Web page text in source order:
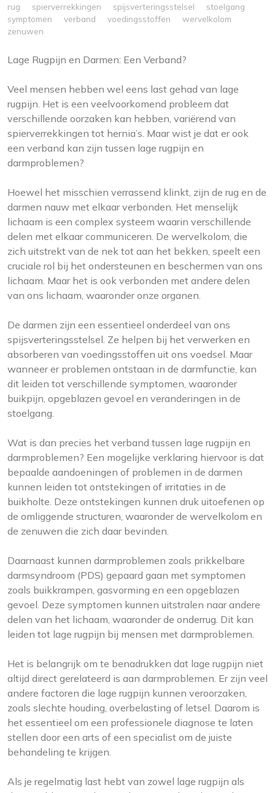
rug
spierverrekkingen spijsverteringsstelsel
stoelgang
symptomen
verband voedingsstoffen
wervelkolom
zenuwen
Lage Rugpijn en Darmen: Een Verband?
Veel mensen hebben wel eens last gehad van lage
rugpijn. Het is een veelvoorkomend probleem dat
verschillende oorzaken kan hebben, variërend van
spierverrekkingen tot hernia’s. Maar wist je dat er ook
een verband kan zijn tussen lage rugpijn en
darmproblemen?
Hoewel het misschien verrassend klinkt, zijn de rug en de
darmen nauw met elkaar verbonden. Het menselijk
lichaam is een complex systeem waarin verschillende
delen met elkaar communiceren. De wervelkolom, die
zich uitstrekt van de nek tot aan het bekken, speelt een
cruciale rol bij het ondersteunen en beschermen van ons
lichaam. Maar het is ook verbonden met andere delen
van ons lichaam, waaronder onze organen.
De darmen zijn een essentieel onderdeel van ons
spijsverteringsstelsel. Ze helpen bij het verwerken en
absorberen van voedingsstoffen uit ons voedsel. Maar
wanneer er problemen ontstaan in de darmfunctie, kan
dit leiden tot verschillende symptomen, waaronder
buikpijn, opgeblazen gevoel en veranderingen in de
stoelgang.
Wat is dan precies het verband tussen lage rugpijn en
darmproblemen? Een mogelijke verklaring hiervoor is dat
bepaalde aandoeningen of problemen in de darmen
kunnen leiden tot ontstekingen of irritaties in de
buikholte. Deze ontstekingen kunnen druk uitoefenen op
de omliggende structuren, waaronder de wervelkolom en
de zenuwen die zich daar bevinden.
Daarnaast kunnen darmproblemen zoals prikkelbare
darmsyndroom (PDS) gepaard gaan met symptomen
zoals buikkrampen, gasvorming en een opgeblazen
gevoel. Deze symptomen kunnen uitstralen naar andere
delen van het lichaam, waaronder de onderrug. Dit kan
leiden tot lage rugpijn bij mensen met darmproblemen.
Het is belangrijk om te benadrukken dat lage rugpijn niet
altijd direct gerelateerd is aan darmproblemen. Er zijn veel
andere factoren die lage rugpijn kunnen veroorzaken,
zoals slechte houding, overbelasting of letsel. Daarom is
het essentieel om een professionele diagnose te laten
stellen door een arts of een specialist om de juiste
behandeling te krijgen.
Als je regelmatig last hebt van zowel lage rugpijn als